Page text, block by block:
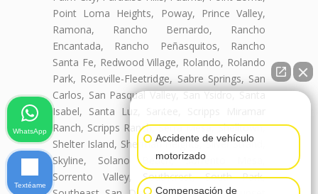
Point Loma Heights, Poway, Prince Valley,
Ramona, Rancho Bernardo, Rancho
Encantada, Rancho Peñasquitos, Rancho
Santa Fe, Redwood Village, Rolando, Rolando
Park, Roseville-Fleetridge, Sabre Springs, San
Carlos, San Pasqual Valley, San Ysidro, Santa
Isabel, Santa Luz, Santee, Scripps Miramar
Ranch, Scripps Ranch, Serra Mesa, Shelltown,
Shelter Island, Sherman Heights, Silver Strand,
Skyline, Solano Beach, Sorrento Mesa,
Sorrento Valley, Southcrest, South Park,
Accidente de vehículo
motorizado
Compensación de
WhatsApp
Textéame